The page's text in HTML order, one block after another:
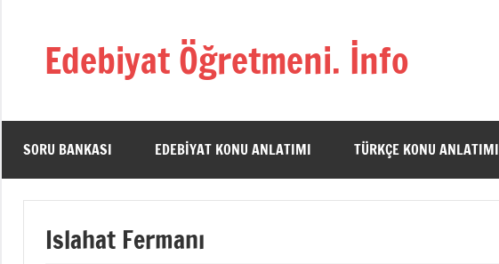
Edebiyat Öğretmeni. İnfo
Türkçe,
Dili
ve
Sitesi
SORU BANKASI EDEBIYAT KONU ANLATIMI TÜRKÇE KONU ANLATIMI
Islahat Fermanı